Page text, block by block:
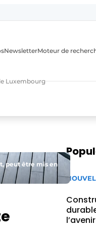
Luxembourg
NewsletterMoteur de
peut être mis en
l’avenir